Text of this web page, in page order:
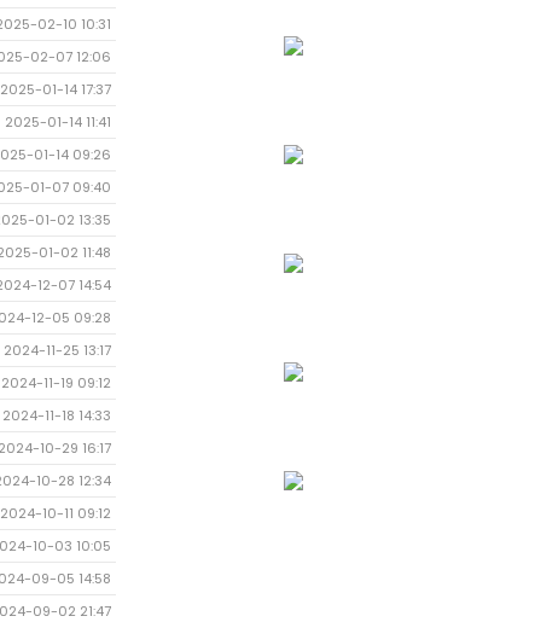
02-10 10:31
02-07 12:06
2025-01-14 17:37
2025-01-14 11:41
01-14 09:26
01-07 09:40
01-02 13:35
01-02 11:48
12-07 14:54
12-05 09:28
2024-11-25 13:17
2024-11-19 09:12
2024-11-18 14:33
2024-10-29 16:17
10-28 12:34
2024-10-11 09:12
10-03 10:05
09-05 14:58
09-02 21:47